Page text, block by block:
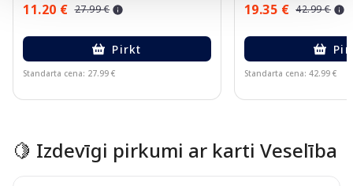
11.20 € 27.99 €
Pirkt
Standarta cena: 27.99 €
19.35 € 42.99 €
Standarta cena: 42.99 €
🍋 Izdevīgi pirkumi ar karti Veselība